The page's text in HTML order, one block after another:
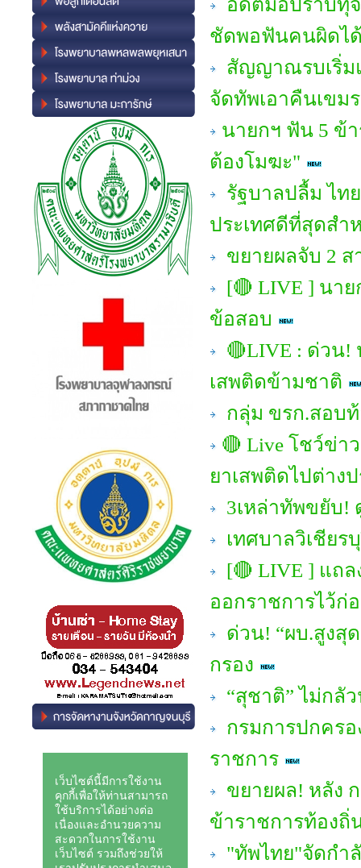
อดีตมือปราบทุ
ชัดพอฟันคนผิดไ
สัญญาณรบเริ่ม
จัดทัพเอาคืนเขมร
นายกฯ ฟัน 5 ข้
ต้องโมฆะ"
รัฐบาลปลื้ม ไท
ประเทศดีที่สุดสำ
ขยายผลจับ 2
[🔴 LIVE ] นา
ข้อสอบ
🔴LIVE : ด่วน!
เสพติดข้ามชาติ
กลุ่ม ขรก.สอบ
🔴 Live โชว์ข่า
ยาเสพติดไปต่างป
3เหล่าทัพขยับ!
เทศบาลวิเชียร
[🔴 LIVE ] แถ
ออกราชการไว้ก่
ด่วน! “ผบ.สูงสุ
กรอง
“สุชาติ” ไม่กลั
กรมการปกครอ
ราชการ
ขยายผล! หลัง
ข้าราชการท้องถิ่
"ทัพไทย"จัดกำ